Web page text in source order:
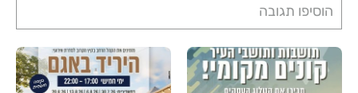
הוסיפו תגובה